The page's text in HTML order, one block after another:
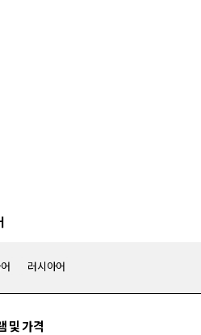
러시아어
및 가격